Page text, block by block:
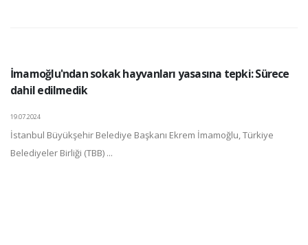
İmamoğlu'ndan sokak hayvanları yasasına tepki: Sürece
dahil edilmedik
19.07.2024
İstanbul Büyükşehir Belediye Başkanı Ekrem İmamoğlu, Türkiye
Belediyeler Birliği (TBB) ...